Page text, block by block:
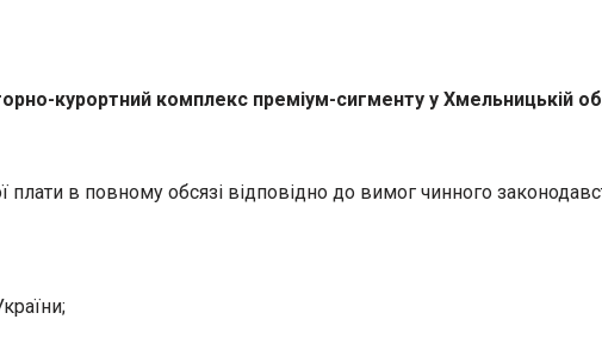
курортний комплекс преміум-сигменту у Хмельницькій
плати в повному обсязі відповідно до вимог чинного